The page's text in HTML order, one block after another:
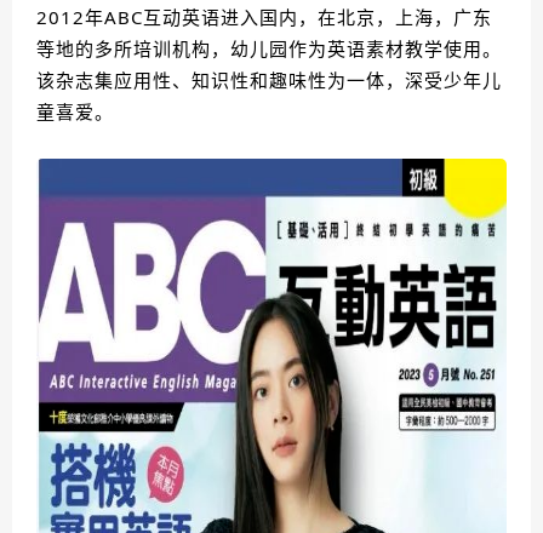
2012年ABC互动英语进入国内，在北京，上海，广东
等地的多所培训机构，幼儿园作为英语素材教学使用。
该杂志集应用性、知识性和趣味性为一体，深受少年儿
童喜爱。